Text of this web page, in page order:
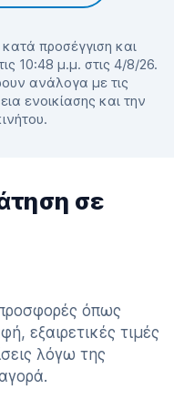
προσέγγιση και
10:48 μ.μ. στις 4/8/26.
ανάλογα με τις
ενοικίασης και την
σε
όπως
εξαιρετικές τιμές
λόγω της